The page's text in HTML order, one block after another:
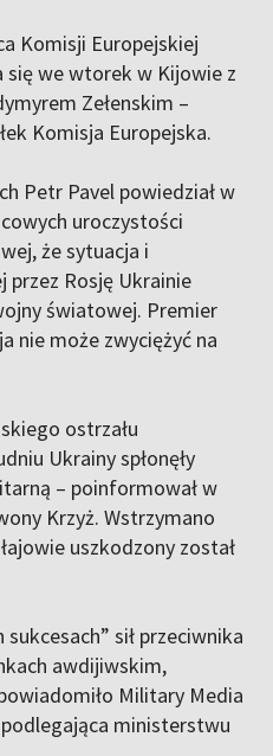
Komisji Europejskiej
się we wtorek w Kijowie z
Zełenskim –
Komisja Europejska.
Petr Pavel powiedział w
uroczystości
że sytuacja i
przez Rosję Ukrainie
światowej. Premier
nie może zwyciężyć na
ostrzału
Ukrainy spłonęły
– poinformował w
Krzyż. Wstrzymano
uszkodzony został
sukcesach” sił przeciwnika
awdijiwskim,
Military Media
ministerstwu